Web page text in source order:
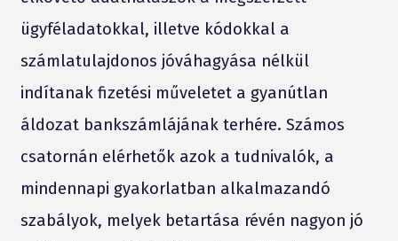
ügyféladatokkal, illetve kódokkal a
számlatulajdonos jóváhagyása nélkül
indítanak fizetési műveletet a gyanútlan
áldozat bankszámlájának terhére. Számos
csatornán elérhetők azok a tudnivalók, a
mindennapi gyakorlatban alkalmazandó
szabályok, melyek betartása révén nagyon jó